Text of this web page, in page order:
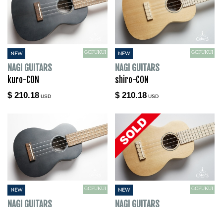
NEW GCFUKUI
NAGI GUITARS
kuro-CON
$ 210.18 USD
NEW GCFUKUI
NAGI GUITARS
shiro-CON
$ 210.18USD
NEW GCFUKUI
NAGI GUITARS
NEW GCFUKUI
NAGI GUITARS